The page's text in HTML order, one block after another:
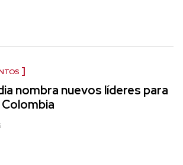
nombra nuevos líderes para